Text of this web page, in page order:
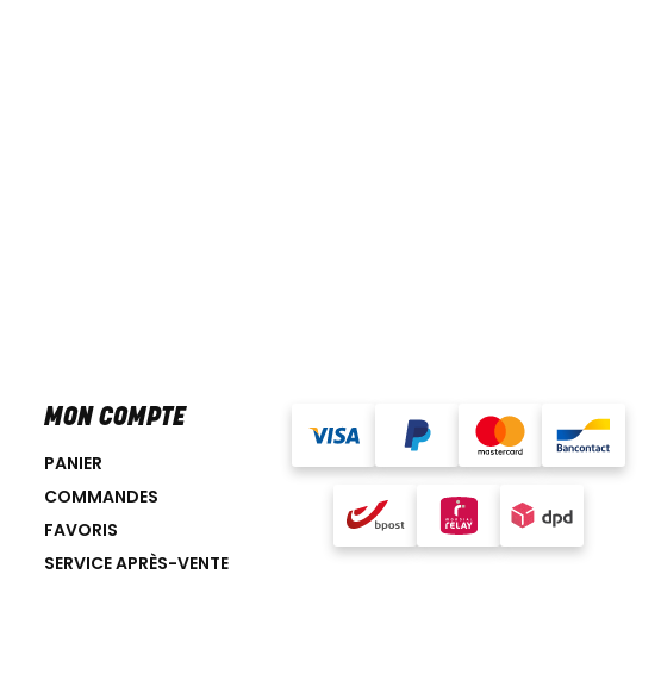
MON COMPTE
PANIER
COMMANDES
FAVORIS
SERVICE APRÈS-VENTE